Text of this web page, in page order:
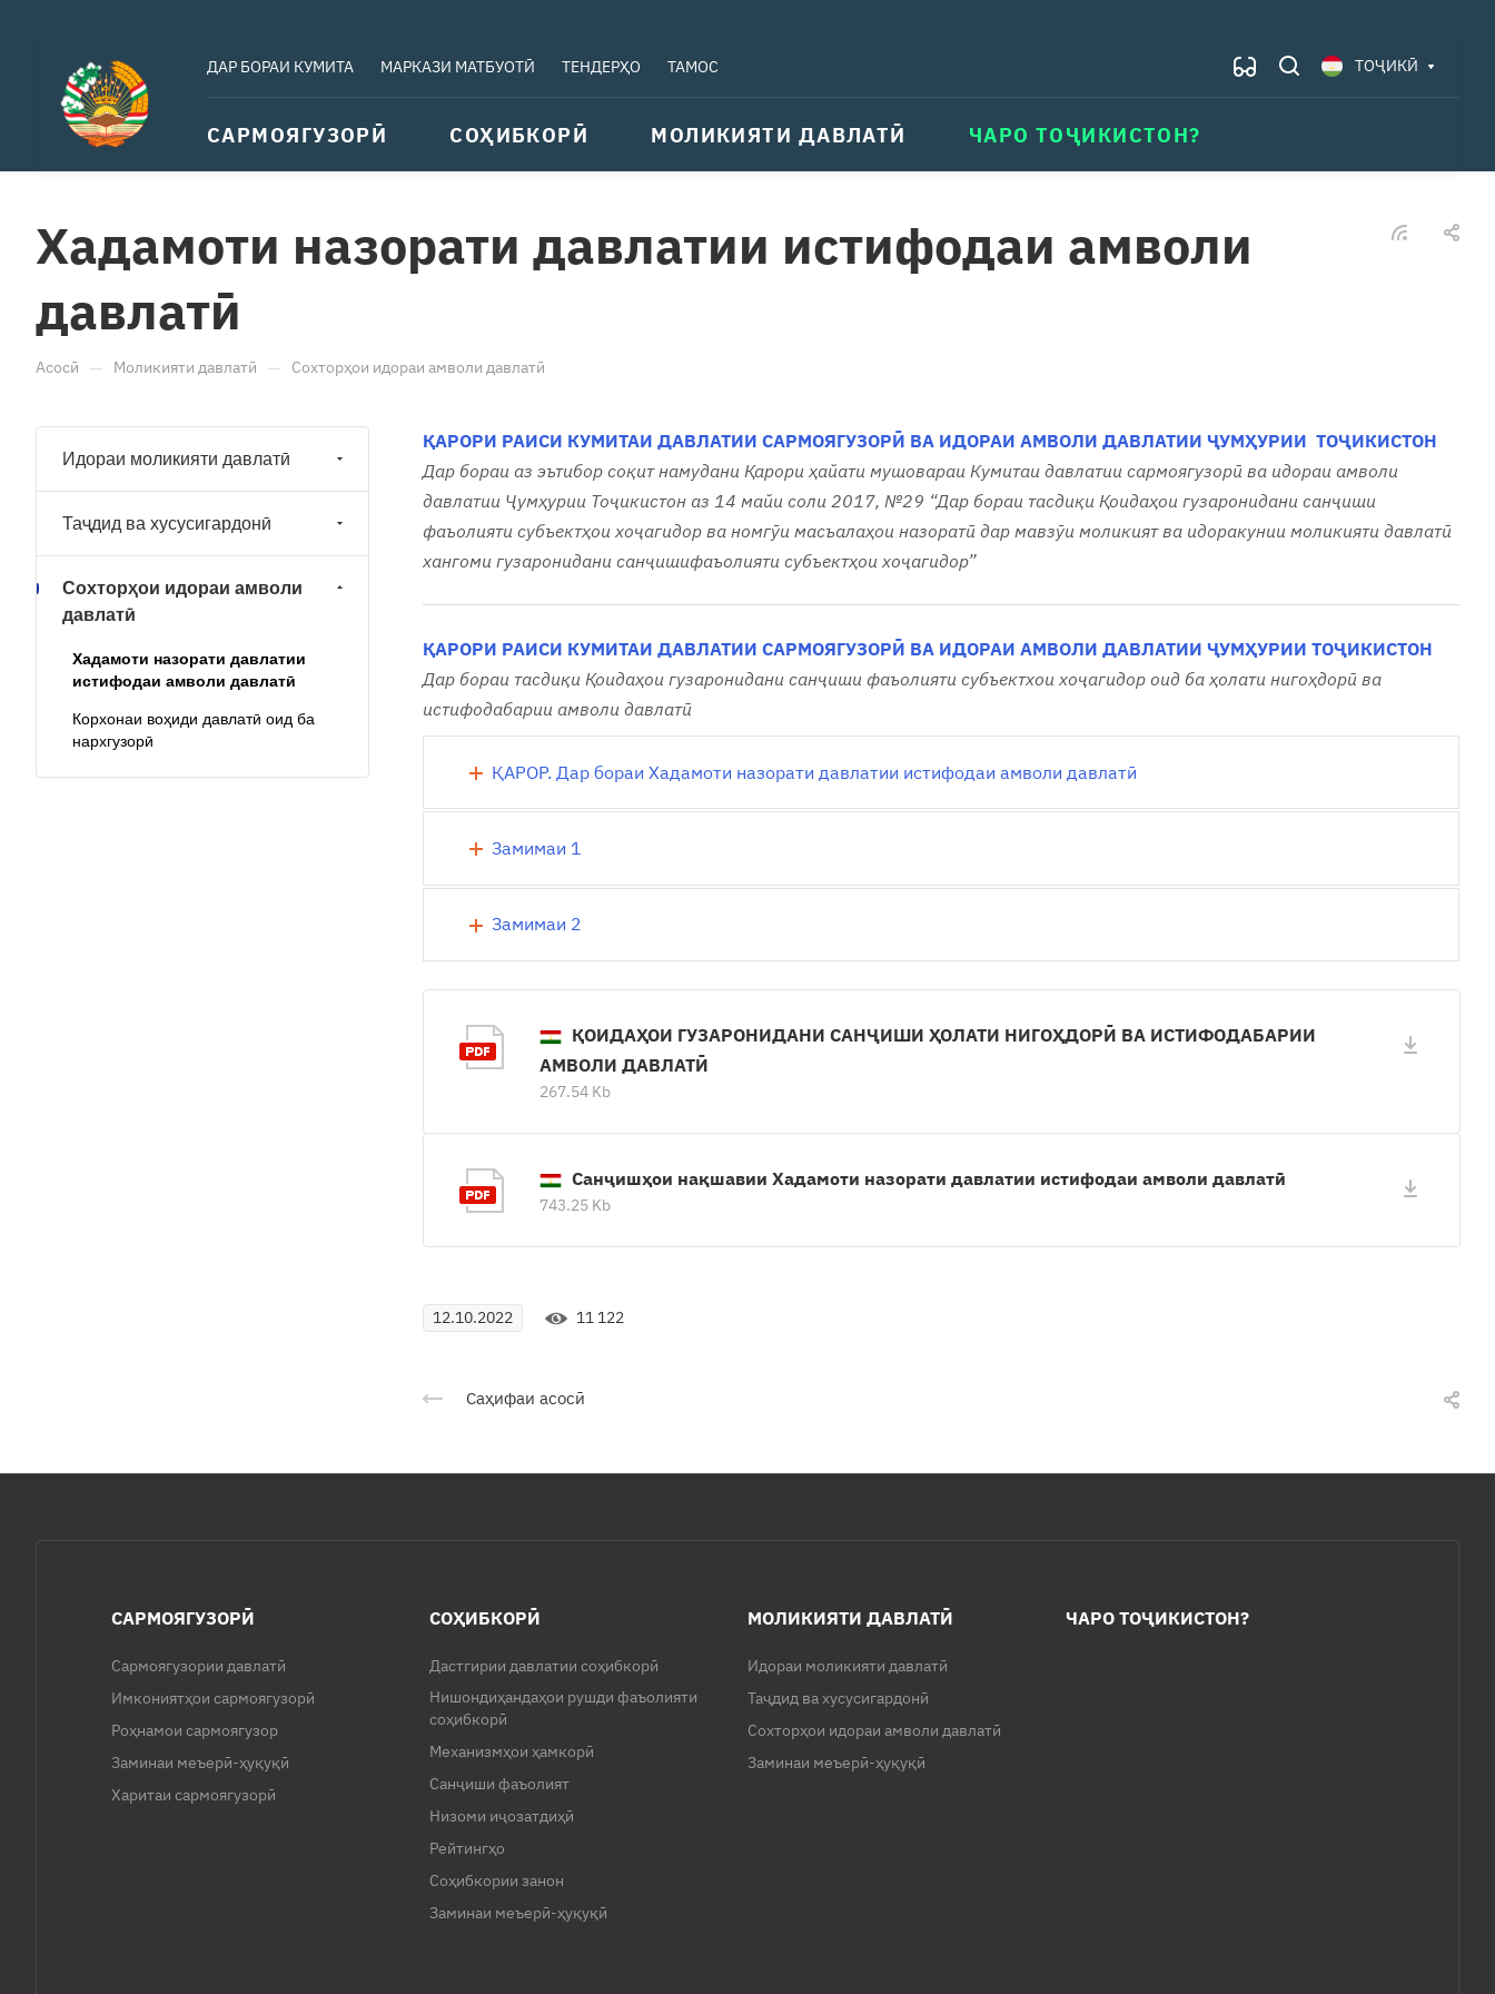
ДАР БОРАИ КУМИТА МАРКАЗИ МАТБУОТӢ ТЕНДЕРҲО ТАМОС ТОҶИКӢ
САРМОЯГУЗОРӢ СОҲИБКОРӢ МОЛИКИЯТИ ДАВЛАТӢ ЧАРО ТОҶИКИСТОН?
Хадамоти назорати давлатии истифодаи амволи
давлатӣ
Асосӣ — Моликияти давлатӣ — Сохторҳои идораи амволи давлатӣ
ҚАРОРИ РАИСИ КУМИТАИ ДАВЛАТИИ САРМОЯГУЗОРӢ ВА ИДОРАИ АМВОЛИ ДАВЛАТИИ ҶУМҲУРИИ ТОҶИКИСТОН
Дар бораи аз эътибор соқит намудани Қарори ҳайати мушовараи Кумитаи давлатии сармоягузорӣ ва идораи амволи
давлатии Ҷумҳурии Тоҷикистон аз 14 майи соли 2017, №29 “Дар бораи тасдиқи Қоидаҳои гузаронидани санҷиши
фаъолияти субъектҳои хоҷагидор ва номгӯи масъалаҳои назоратӣ дар мавзӯи моликият ва идоракунии моликияти давлатӣ
хангоми гузаронидани санҷишифаъолияти субъектҳои хоҷагидор”
ҚАРОРИ РАИСИ КУМИТАИ ДАВЛАТИИ САРМОЯГУЗОРӢ ВА ИДОРАИ АМВОЛИ ДАВЛАТИИ ҶУМҲУРИИ ТОҶИКИСТОН
Дар бораи тасдиқи Қоидаҳои гузаронидани санҷиши фаъолияти субъектхои хоҷагидор оид ба ҳолати нигоҳдорӣ ва
истифодабарии амволи давлатӣ
ҚАРОР. Дар бораи Хадамоти назорати давлатии истифодаи амволи давлатӣ
Замимаи 1
Замимаи 2
ҚОИДАҲОИ ГУЗАРОНИДАНИ САНҶИШИ ҲОЛАТИ НИГОҲДОРӢ ВА ИСТИФОДАБАРИИ
АМВОЛИ ДАВЛАТӢ
267.54 Kb
Санҷишҳои нақшавии Хадамоти назорати давлатии истифодаи амволи давлатӣ
743.25 Kb
12.10.2022 11 122
Саҳифаи асосӣ
Идораи моликияти давлатӣ
Таҷдид ва хусусигардонӣ
Сохторҳои идораи амволи
давлатӣ
Хадамоти назорати давлатии
истифодаи амволи давлатӣ
Корхонаи воҳиди давлатӣ оид ба
нархгузорӣ
САРМОЯГУЗОРӢ
Сармоягузории давлатӣ
Имкониятҳои сармоягузорӣ
Роҳнамои сармоягузор
Заминаи меъерӣ-ҳуқуқӣ
Харитаи сармоягузорӣ
СОҲИБКОРӢ
Дастгирии давлатии соҳибкорӣ
Нишондиҳандаҳои рушди фаъолияти
соҳибкорӣ
Механизмҳои ҳамкорӣ
Санҷиши фаъолият
Низоми иҷозатдиҳӣ
Рейтингҳо
Соҳибкории занон
Заминаи меъерӣ-ҳуқуқӣ
МОЛИКИЯТИ ДАВЛАТӢ
Идораи моликияти давлатӣ
Таҷдид ва хусусигардонӣ
Сохторҳои идораи амволи давлатӣ
Заминаи меъерӣ-ҳуқуқӣ
ЧАРО ТОҶИКИСТОН?